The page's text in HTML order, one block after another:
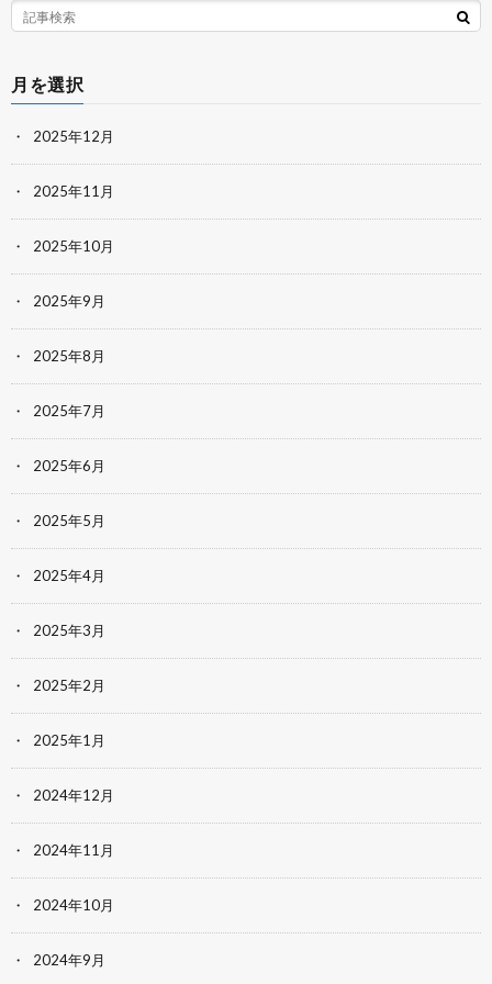
月を選択
2025年12月
2025年11月
2025年10月
2025年9月
2025年8月
2025年7月
2025年6月
2025年5月
2025年4月
2025年3月
2025年2月
2025年1月
2024年12月
2024年11月
2024年10月
2024年9月